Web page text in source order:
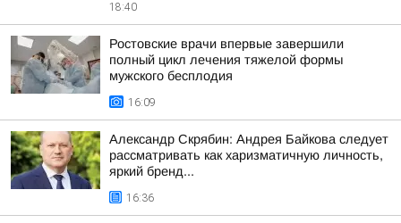
18:40
Ростовские врачи впервые завершили
полный цикл лечения тяжелой формы
мужского бесплодия
16:09
Александр Скрябин: Андрея Байкова следует
рассматривать как харизматичную личность,
яркий бренд...
16:36